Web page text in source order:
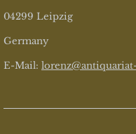
04299 Leipzig
Germany
E-Mail: